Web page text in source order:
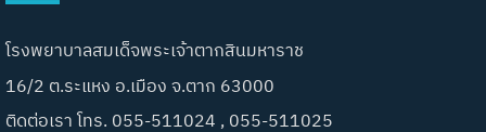
โรงพยาบาลสมเด็จพระเจ้าตากสินมหาราช
16/2 ต.ระแหง อ.เมือง จ.ตาก 63000
ติดต่อเรา โทร. 055-511024 , 055-511025